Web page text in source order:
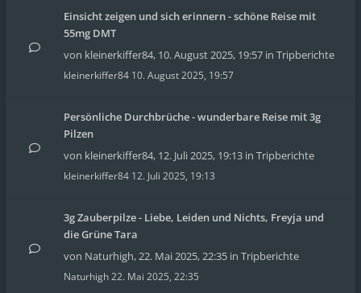
Einsicht zeigen und sich erinnern - schöne Reise mit
55mg DMT
von kleinerkiffer84, 10. August 2025, 19:57 in Tripberichte
kleinerkiffer84 10. August 2025, 19:57
Persönliche Durchbrüche - wunderbare Reise mit 3g
Pilzen
von kleinerkiffer84, 12. Juli 2025, 19:13 in Tripberichte
kleinerkiffer84 12. Juli 2025, 19:13
3g Zauberpilze - Liebe, Leiden und Nichts, Freyja und
die Grüne Tara
von Naturhigh,22. Mai 2025, 22:35 in Tripberichte
Naturhigh22. Mai 2025, 22:35